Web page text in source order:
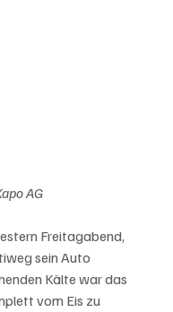
AG
Freitagabend,
sein Auto
Kälte war das
vom Eis zu